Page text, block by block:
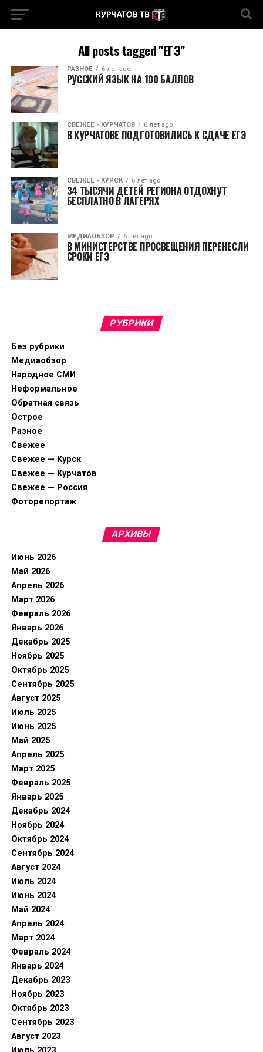
All posts tagged "ЕГЭ"
РАЗНОЕ 6 лет ago
РУССКИЙ ЯЗЫК НА 100 БАЛЛОВ
СВЕЖЕЕ - КУРЧАТОВ 6 лет ago
В КУРЧАТОВЕ ПОДГОТОВИЛИСЬ К СДАЧЕ ЕГЭ
СВЕЖЕЕ - КУРСК 6 лет ago
34 ТЫСЯЧИ ДЕТЕЙ РЕГИОНА ОТДОХНУТ
БЕСПЛАТНО В ЛАГЕРЯХ
МЕДИАОБЗОР 6 лет ago
В МИНИСТЕРСТВЕ ПРОСВЕЩЕНИЯ ПЕРЕНЕСЛИ
СРОКИ ЕГЭ
РУБРИКИ
Без рубрики
Медиаобзор
Народное СМИ
Неформальное
Обратная связь
Острое
Разное
Свежее
Свежее — Курск
Свежее — Курчатов
Свежее — Россия
Фоторепортаж
АРХИВЫ
Июнь 2026
Май 2026
Апрель 2026
Март 2026
Февраль 2026
Январь 2026
Декабрь 2025
Ноябрь 2025
Октябрь 2025
Сентябрь 2025
Август 2025
Июль 2025
Июнь 2025
Май 2025
Апрель 2025
Март 2025
Февраль 2025
Январь 2025
Декабрь 2024
Ноябрь 2024
Октябрь 2024
Сентябрь 2024
Август 2024
Июль 2024
Июнь 2024
Май 2024
Апрель 2024
Март 2024
Февраль 2024
Январь 2024
Декабрь 2023
Ноябрь 2023
Октябрь 2023
Сентябрь 2023
Август 2023